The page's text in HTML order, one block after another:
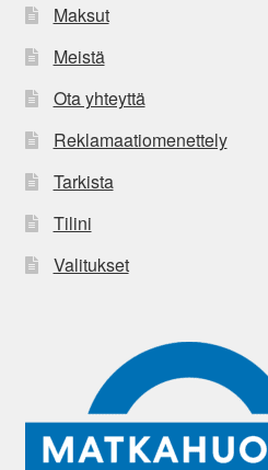
Maksut
Meistä
Ota yhteyttä
Reklamaatiomenettely
Tarkista
Tilini
Valitukset